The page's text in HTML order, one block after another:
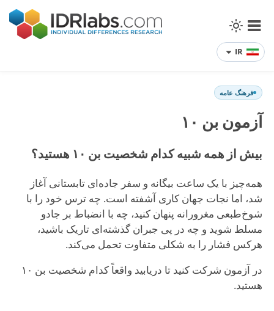
IR
فرهنگ عامه
آزمون بن ۱۰
بیش از همه شبیه کدام شخصیت بن ۱۰ هستید؟
همه‌چیز با یک ساعت بیگانه و سفر جاده‌ای تابستانی آغاز
شد، اما نجات جهان کاری آشفته است. چه ترس خود را با
شوخ‌طبعی مغرورانه پنهان کنید، چه با انضباط بر جادو
مسلط شوید و چه در پی جبران گذشته‌ای تاریک باشید،
هرکس فشار را به شکلی متفاوت تحمل می‌کند.
در آزمون شرکت کنید تا دریابید واقعاً کدام شخصیت بن ۱۰
هستید.